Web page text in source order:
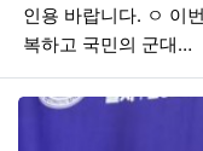
인용 바랍니다. ㅇ 이
복하고 국민의 군대…